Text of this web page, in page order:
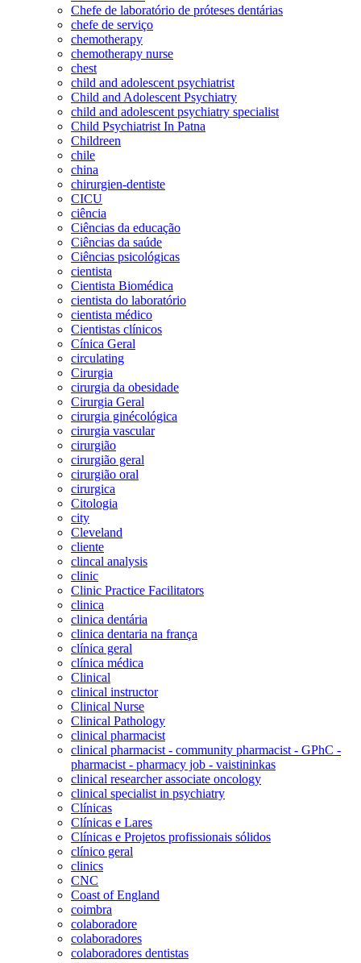
Chefe de laboratório de próteses dentárias
chefe de serviço
chemotherapy
chemotherapy nurse
chest
child and adolescent psychiatrist
Child and Adolescent Psychiatry
child and adolescent psychiatry specialist
Child Psychiatrist In Patna
Childreen
chile
china
chirurgien-dentiste
CICU
ciência
Ciências da educação
Ciências da saúde
Ciências psicológicas
cientista
Cientista Biomédica
cientista do laboratório
cientista médico
Cientistas clínicos
Cínica Geral
circulating
Cirurgia
cirurgia da obesidade
Cirurgia Geral
cirurgia ginécológica
cirurgia vascular
cirurgião
cirurgião geral
cirurgião oral
cirurgica
Citologia
city
Cleveland
cliente
clincal analysis
clinic
Clinic Practice Facilitators
clinica
clinica dentária
clinica dentaria na frança
clínica geral
clínica médica
Clinical
clinical instructor
Clinical Nurse
Clinical Pathology
clinical pharmacist
clinical pharmacist - community pharmacist - GPhC -
pharmacist - pharmacy job - vaistininkas
clinical researcher associate oncology
clinical specialist in psychiatry
Clínicas
Clínicas e Lares
Clínicas e Projetos profissionais sólidos
clínico geral
clinics
CNC
Coast of England
coimbra
colaboradore
colaboradores
colaboradores dentistas